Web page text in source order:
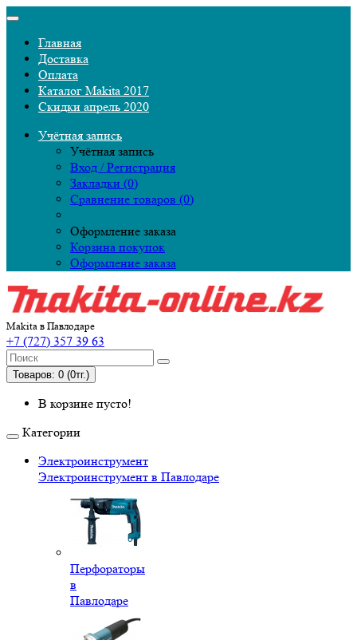
Главная
Доставка
Оплата
Каталог Makita 2017
Скидки апрель 2020
Учётная запись
Учётная запись
Вход / Регистрация
Закладки (0)
Сравнение товаров (0)
Оформление заказа
Корзина покупок
Оформление заказа
Makita в Павлодаре
+7 (727) 357 39 63
Товаров: 0 (0тг.)
В корзине пусто!
Категории
Электроинструмент
Электроинструмент в Павлодаре
Перфораторы
в
Павлодаре